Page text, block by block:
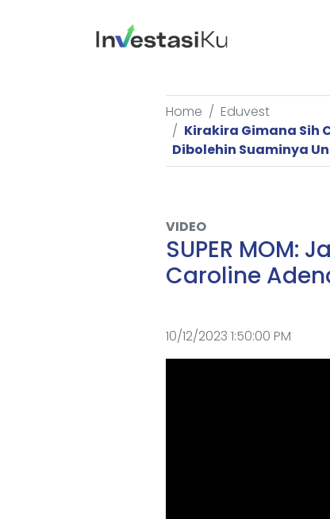
Home
Eduvest
Kirakira Gimana Sih
Dibolehin Suaminya
VIDEO
SUPER MOM:
Caroline
10/12/2023 1:50:00 PM